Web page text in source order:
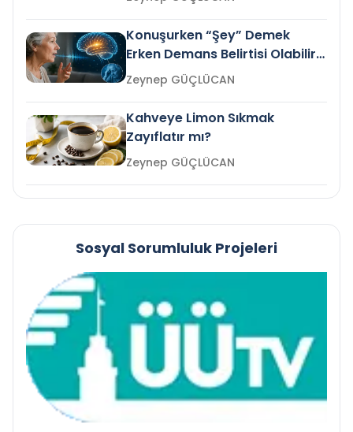
Konuşurken “Şey” Demek
Erken Demans Belirtisi Olabilir
mi?
Zeynep GÜÇLÜCAN
Kahveye Limon Sıkmak
Zayıflatır mı?
Zeynep GÜÇLÜCAN
Sosyal Sorumluluk Projeleri